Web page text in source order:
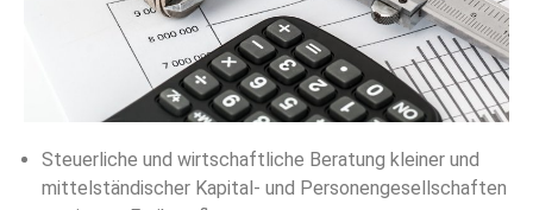
Steuerliche und wirtschaftliche Beratung kleiner und
mittelständischer Kapital- und Personengesellschaften